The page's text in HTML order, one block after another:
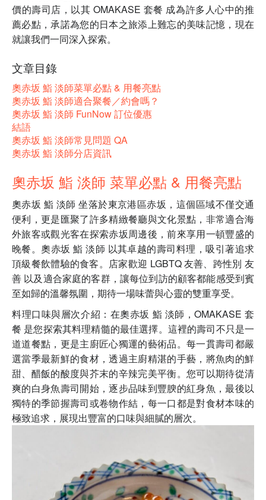
價的壽司店，以其 OMAKASE 套餐 成為許多人心中的推
薦必點，承諾為您的日本之旅添上難忘的美味記憶，現在
就讓我們一同深入探索。
文章目錄
奧赤坂 鮨 淡師菜單必點 & 用餐亮點
奧赤坂 鮨 淡師適合聚餐／約會嗎？
奧赤坂 鮨 淡師 FunNow 訂位優惠
結語
奧赤坂 鮨 淡師常見問題 QA
奧赤坂 鮨 淡師分店資訊
奧赤坂 鮨 淡師 菜單必點 & 用餐亮點
奧赤坂 鮨 淡師 坐落於東京港區赤坂，這個區域不僅交通
便利，更是匯聚了許多精緻餐廳與文化景點，非常適合海
外旅客或觀光客在探索赤坂周邊後，前來享用一頓豐盛的
晚餐。奧赤坂 鮨 淡師 以其卓越的壽司料理，吸引著追求
頂級餐飲體驗的食客。店家歡迎 LGBTQ 友善、跨性別 友
善 以及適合家庭的客群，讓每位到訪的顧客都能感受到賓
至如歸的溫馨氛圍，期待一場味蕾與心靈的雙重享受。
料理口味與層次介紹：在奧赤坂 鮨 淡師，OMAKASE 套
餐 是您探索其料理精髓的最佳選擇。這裡的壽司不只是一
道道餐點，更是主廚匠心獨運的藝術品。每一貫壽司都嚴
選當季最新鮮的食材，透過主廚精湛的手藝，將魚肉的鮮
甜、醋飯的酸度與芥末的辛辣完美平衡。您可以期待從清
爽的白身魚壽司開始，逐步品味到豐腴的紅身魚，最後以
獨特的季節握壽司或卷物作結，每一口都是對食材本味的
極致追求，展現出豐富的口味與細膩的層次。